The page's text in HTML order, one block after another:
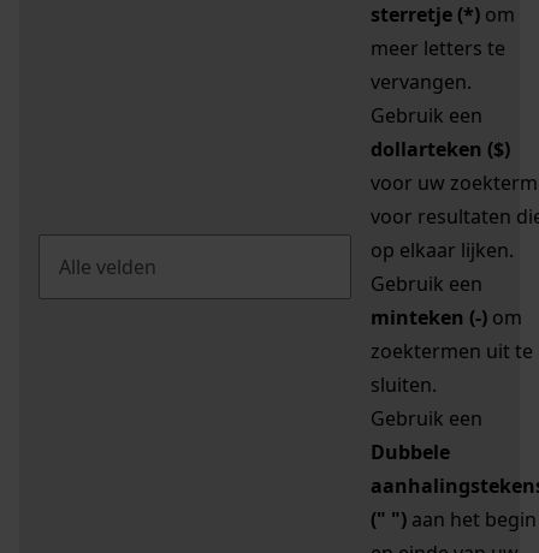
sterretje (*) om
meer letters te
vervangen.
Gebruik een
dollarteken ($)
voor uw zoekterm
voor resultaten
op elkaar lijken.
Gebruik een
minteken (-) om
zoektermen uit te
sluiten.
Gebruik een
Dubbele
(" ") aan het begin